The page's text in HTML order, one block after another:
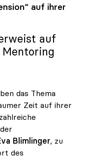
auf ihrer
auf
das Thema
Zeit auf ihrer
Blimlinger, zu
des